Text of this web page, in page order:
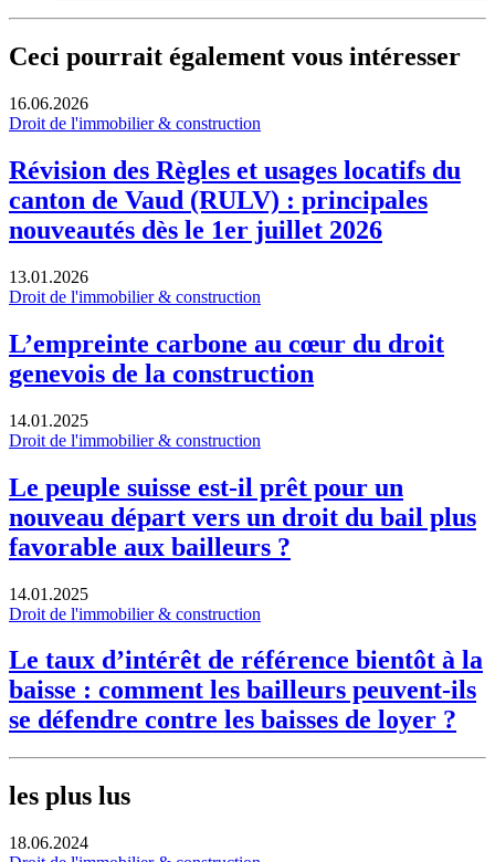
Ceci pourrait également vous intéresser
16.06.2026
Droit de l'immobilier & construction
Révision des Règles et usages locatifs du
canton de Vaud (RULV) : principales
nouveautés dès le 1er juillet 2026
13.01.2026
Droit de l'immobilier & construction
L’empreinte carbone au cœur du droit
genevois de la construction
14.01.2025
Droit de l'immobilier & construction
Le peuple suisse est-il prêt pour un
nouveau départ vers un droit du bail plus
favorable aux bailleurs ?
14.01.2025
Droit de l'immobilier & construction
Le taux d’intérêt de référence bientôt à la
baisse : comment les bailleurs peuvent-ils
se défendre contre les baisses de loyer ?
les plus lus
18.06.2024